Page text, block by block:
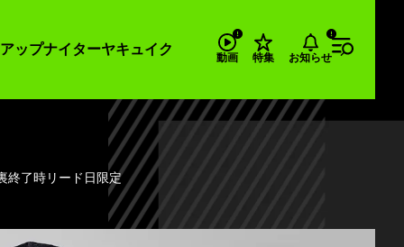
ップナイターヤキュイク
動画 特集 お知らせ
終了時リード日限定